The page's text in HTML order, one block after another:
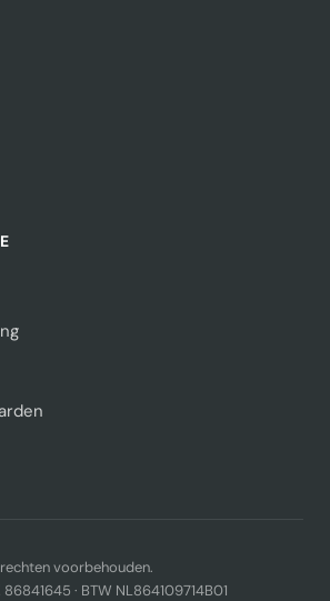
voorbehouden.
86841645 · BTW NL864109714B01